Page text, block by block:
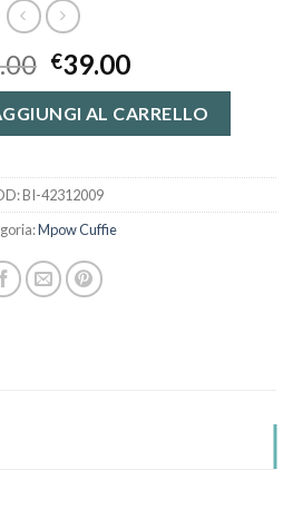
€39.00
AL CARRELLO
BI-42312009
Mpow Cuffie